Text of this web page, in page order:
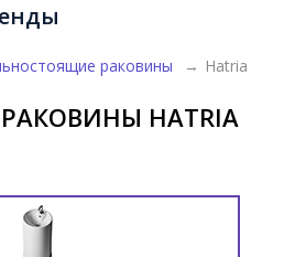
раковины → Hatria
HATRIA